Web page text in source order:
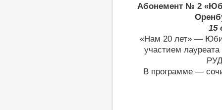
Абонемент № 2
15
«Нам 20 лет» —
участием
В программе —